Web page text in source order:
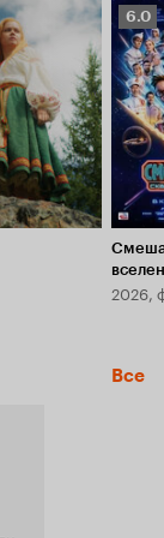
6.0
6.0
2026,
Все